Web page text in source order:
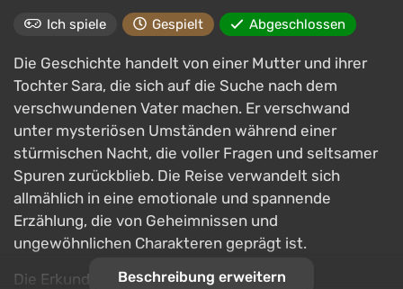
Ich spiele Gespielt Abgeschlossen
Die Geschichte handelt von einer Mutter und ihrer
Tochter Sara, die sich auf die Suche nach dem
verschwundenen Vater machen. Er verschwand
unter mysteriösen Umständen während einer
stürmischen Nacht, die voller Fragen und seltsamer
Spuren zurückblieb. Die Reise verwandelt sich
allmählich in eine emotionale und spannende
Erzählung, die von Geheimnissen und
ungewöhnlichen Charakteren geprägt ist.
Die Erkundung der Umgebung spielt eine
Beschreibung erweitern